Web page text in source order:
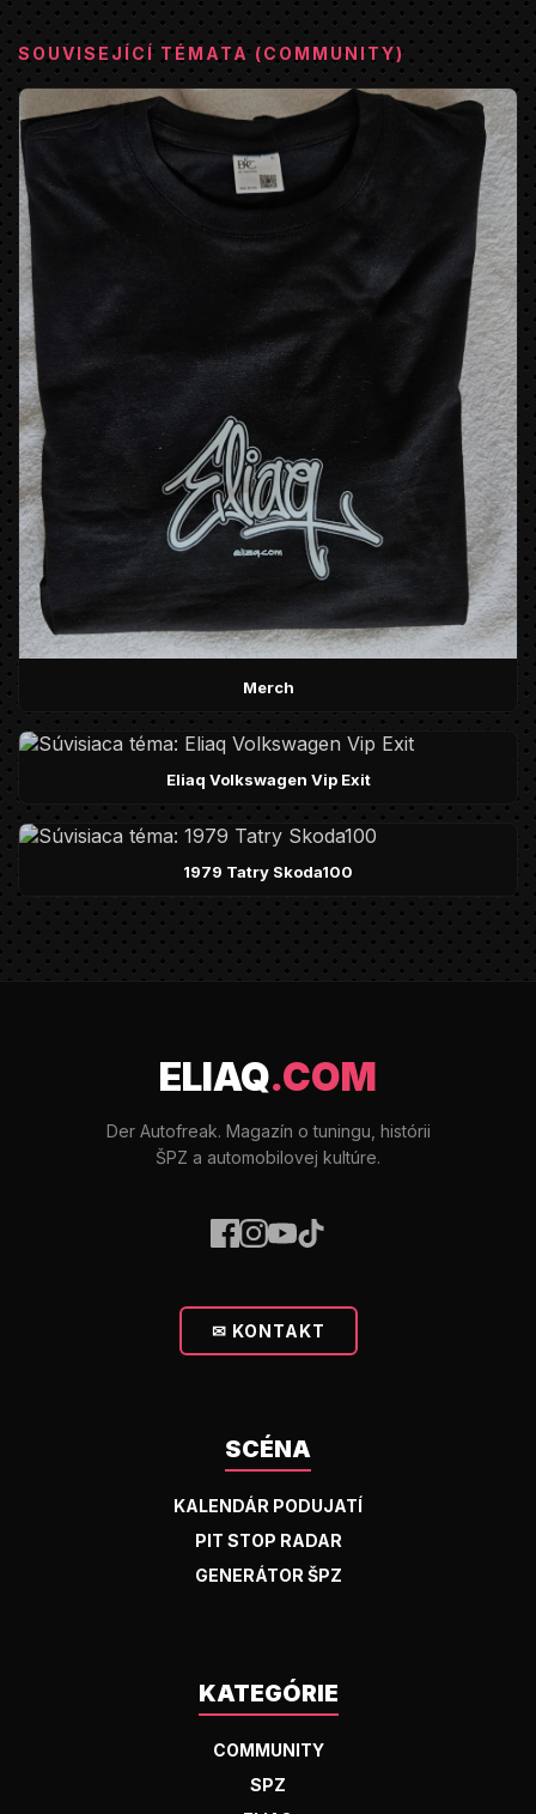
SOUVISEJÍCÍ TÉMATA (COMMUNITY)
Merch
Eliaq Volkswagen Vip Exit
1979 Tatry Skoda100
ELIAQ.COM
Der Autofreak. Magazín o tuningu, histórii
ŠPZ a automobilovej kultúre.
✉ KONTAKT
SCÉNA
KALENDÁR PODUJATÍ
PIT STOP RADAR
GENERÁTOR ŠPZ
KATEGÓRIE
COMMUNITY
SPZ